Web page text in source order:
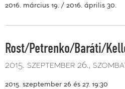
2016. március 19. / 2016. április 30.
Rost/Petrenko/Baráti/
2015. szeptember 26.
2015. szeptember 26 és 27. 19:30